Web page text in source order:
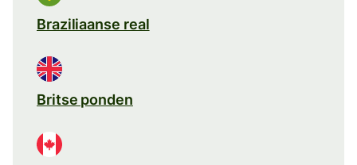
Braziliaanse real
Britse ponden